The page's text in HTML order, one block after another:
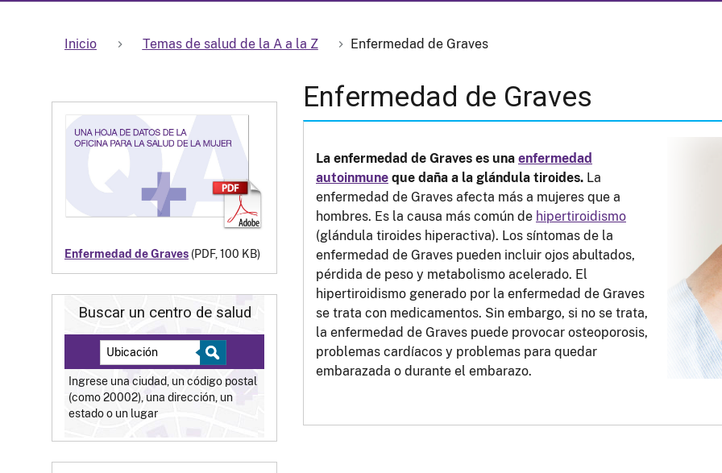
Inicio Temas de salud de la A a la Z Enfermedad de Graves
Enfermedad de Graves (PDF, 100 KB)
Buscar un centro de salud
Ingrese una ciudad, un código postal
(como 20002), una dirección, un
estado o un lugar
Enfermedad de Graves
La enfermedad de Graves es una enfermedad
autoinmune que daña a la glándula tiroides. La
enfermedad de Graves afecta más a mujeres que a
hombres. Es la causa más común de hipertiroidismo
(glándula tiroides hiperactiva). Los síntomas de la
enfermedad de Graves pueden incluir ojos abultados,
pérdida de peso y metabolismo acelerado. El
hipertiroidismo generado por la enfermedad de Graves
se trata con medicamentos. Sin embargo, si no se trata,
la enfermedad de Graves puede provocar osteoporosis,
problemas cardíacos y problemas para quedar
embarazada o durante el embarazo.